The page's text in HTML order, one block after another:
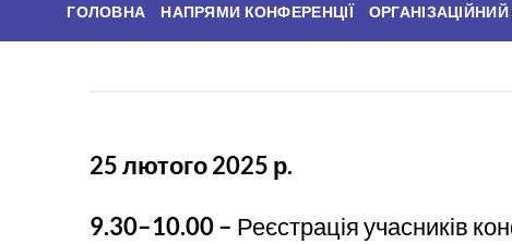
ГОЛОВНА НАПРЯМИ КОНФЕРЕНЦІЇ
25лютого2025 р.
9.30–10.00– Реєстрація учасників